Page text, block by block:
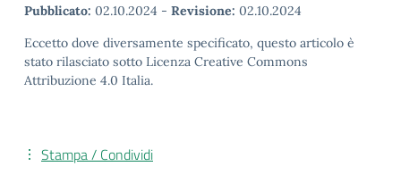
Pubblicato: 02.10.2024 - Revisione: 02.10.2024
Eccetto dove diversamente specificato, questo articolo è
stato rilasciato sotto Licenza Creative Commons
Attribuzione 4.0 Italia.
Stampa / Condividi